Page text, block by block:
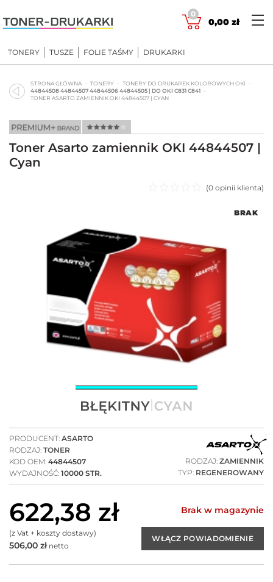
to
content
0
0,00 zł
TONERY TUSZE FOLIE TAŚMY DRUKARKI
STRONA GŁÓWNA TONERY
TONERY DO DRUKAREK KOLOROWYCH OKI
44844508 44844507 44844506 44844505 | DO OKI C831 C841
TONER ASARTO ZAMIENNIK OKI 44844507 | CYAN
Toner Asarto zamiennik OKI 44844507 |
Cyan
(0 opinii klienta)
BRAK
PRODUCENT: ASARTO
RODZAJ: TONER
KOD OEM: 44844507
WYDAJNOŚĆ: 10000 STR.
RODZAJ: ZAMIENNIK
TYP: REGENEROWANY
622,38 zł
(z Vat + koszty dostawy)
506,00 złnetto
Brak w magazynie